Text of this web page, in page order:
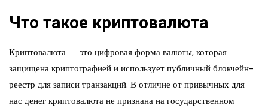
Что такое криптовалюта
Криптовалюта ― это цифровая форма валюты, которая
защищена криптографией и использует публичный блокчейн-
реестр для записи транзакций. В отличие от привычных для
нас денег криптовалюта не признана на государственном